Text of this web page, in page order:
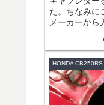
た。ちなみに
メーカーから
の後インシュ
換し、キャ
り付けました
に、包まれた
HONDA